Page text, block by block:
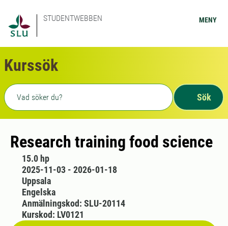
STUDENTWEBBEN MENY
Kurssök
Fritext sökning
Sök
Research training food science
15.0 hp
2025-11-03 - 2026-01-18
Uppsala
Engelska
Anmälningskod: SLU-20114
Kurskod: LV0121